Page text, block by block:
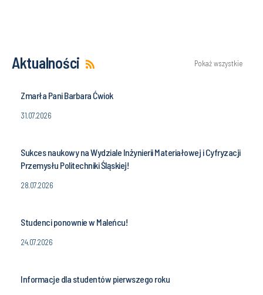
Aktualności Pokaż wszystkie
Zmarła Pani Barbara Ćwiok
31.07.2026
Sukces naukowy na Wydziale Inżynierii Materiałowej i Cyfryzacji
Przemysłu Politechniki Śląskiej!
28.07.2026
Studenci ponownie w Maleńcu!
24.07.2026
Informacje dla studentów pierwszego roku